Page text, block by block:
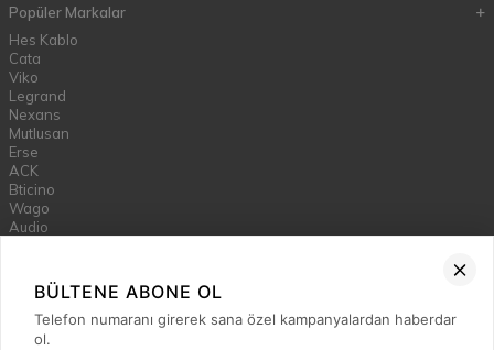
Popüler Markalar
Hes Kablo
Cata
Viko
Legrand
Nexans
Mutlusan
Erse
ACK
Bticino
Wago
Audio
Artline
Nade
Jupiter
Lamptime
BÜLTENE ABONE OL
Telefon numaranı girerek sana özel kampanyalardan haberdar
ol.